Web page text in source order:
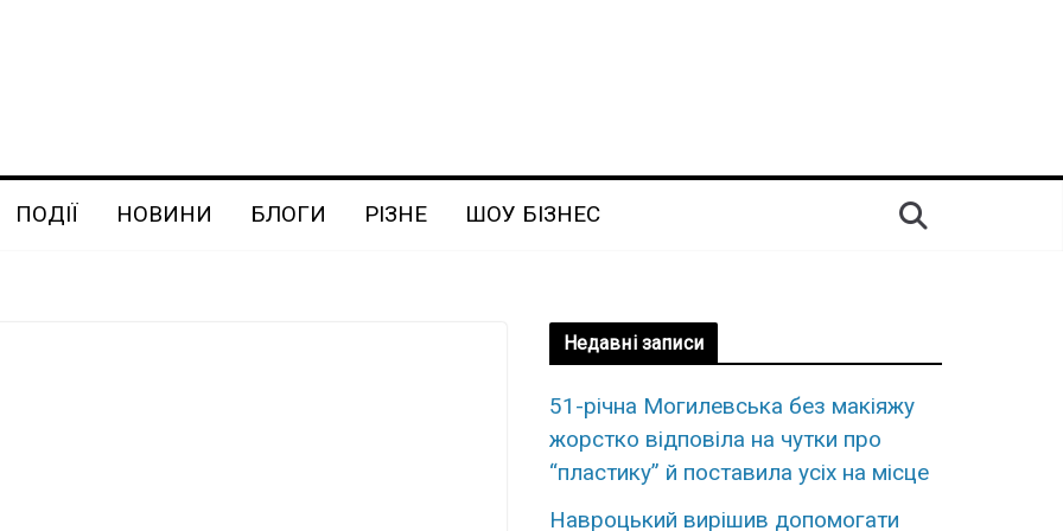
ПОДІЇ НОВИНИ БЛОГИ РІЗНЕ ШОУ БІЗНЕС
Недавні записи
51-річна Могилевська без макіяжу
жорстко відповіла на чутки про
“пластику” й поставила усіх на місце
Навроцький вирішив допомогати